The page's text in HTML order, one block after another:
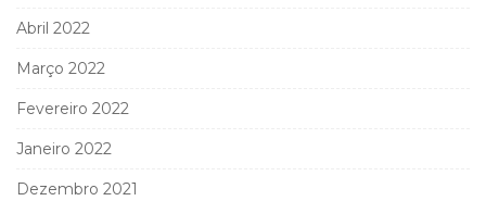
Abril 2022
Março 2022
Fevereiro 2022
Janeiro 2022
Dezembro 2021